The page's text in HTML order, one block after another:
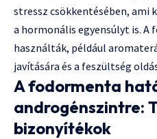
stressz csökkentésében,
a hormonális egyensúlyt is.
használták, például
javítására és a feszültség
A fodormenta
androgénszintre:
bizonyítékok